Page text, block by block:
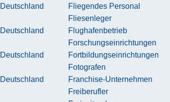
Fliegendes Personal
Fliesenleger
Flughafenbetrieb
Forschungseinrichtungen
Fortbildungseinrichtungen
Fotografen
Franchise-Unternehmen
Freiberufler